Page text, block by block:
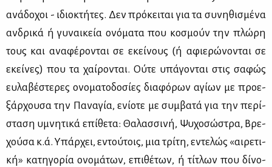
ανά­δο­χοι - ιδιο­κτή­τες. Δεν πρό­κει­ται για τα συ­νη­θι­σμέ­να
αν­δρι­κά ή γυ­ναι­κεία ονό­μα­τα που κο­σμούν την πλώ­ρη
τους και ανα­φέ­ρο­νται σε εκεί­νους (ή αφιε­ρώ­νο­νται σε
εκεί­νες) που τα χαί­ρο­νται. Ού­τε υπά­γο­νται στις σα­φώς
ευ­λα­βέ­στε­ρες ονο­μα­το­δο­σί­ες δια­φό­ρων αγί­ων με προ­ε­
ξάρ­χου­σα την Πα­να­γία, ενί­ο­τε με συμ­βα­τά για την πε­ρί­
στα­ση υμνη­τι­κά επί­θε­τα: Θα­λασ­σι­νή, Ψυ­χο­σώ­στρα, Βρε­
χού­σα κ.ά. Υπάρ­χει, εντού­τοις, μια τρί­τη, εντε­λώς «αι­ρε­τι­
κή» κα­τη­γο­ρία ονο­μά­των, επι­θέ­των, ή τί­τλων που δί­νο­